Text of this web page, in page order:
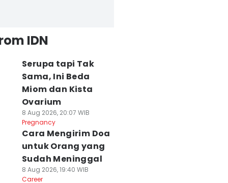
IDN
Serupa tapi Tak
Sama, Ini Beda
Miom dan Kista
Ovarium
8 Aug 2026, 20:07 WIB
Pregnancy
Cara Mengirim Doa
untuk Orang yang
Sudah Meninggal
8 Aug 2026, 19:40 WIB
Career